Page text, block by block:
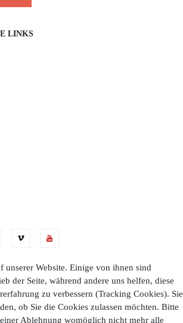
LINKS
unserer Website. Einige von ihnen sind
der Seite, während andere uns helfen, diese
zu verbessern (Tracking Cookies). Sie
ob Sie die Cookies zulassen möchten. Bitte
Ablehnung womöglich nicht mehr alle